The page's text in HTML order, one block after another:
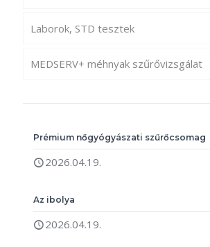
Laborok, STD tesztek
MEDSERV+ méhnyak szűrővizsgálat
Prémium nőgyógyászati szűrőcsomag
2026.04.19.
Az ibolya
2026.04.19.